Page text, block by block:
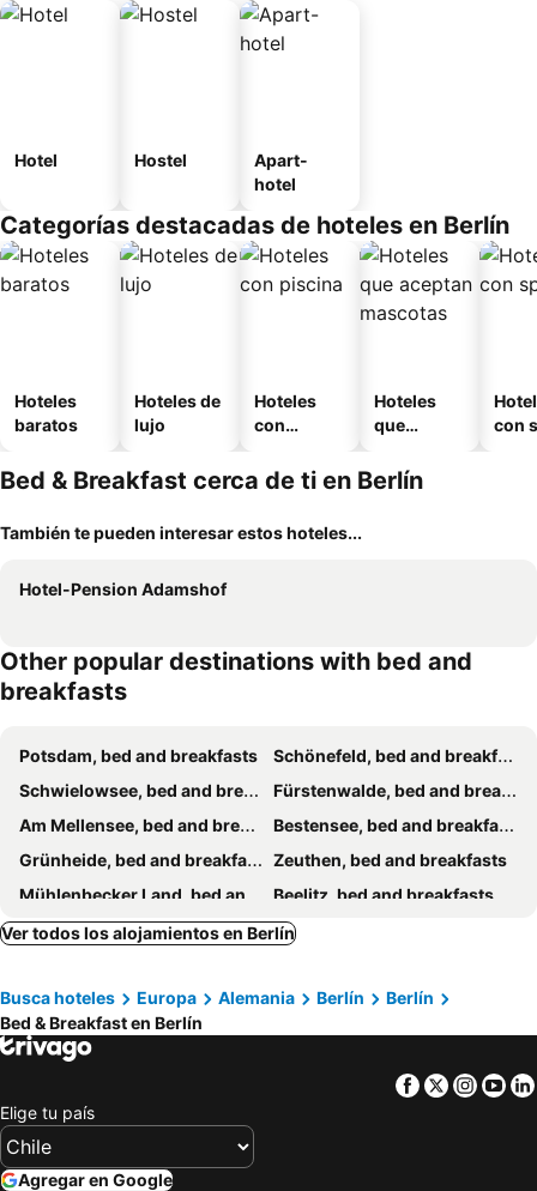
Hotel Hostel
Apart-
hotel
Categorías destacadas de hoteles en Berlín
Hoteles
baratos
Hoteles de
lujo
Hoteles
con
Hoteles
que
mascotas
con
Bed & Breakfast cerca de ti en Berlín
También te pueden interesar estos hoteles...
Hotel-Pension Adamshof
Other popular destinations with bed and
breakfasts
Potsdam, bed and breakfasts
Schönefeld, bed and breakfasts
Schwielowsee, bed and breakfasts
Fürstenwalde, bed and breakfasts
Am Mellensee, bed and breakfasts
Bestensee, bed and breakfasts
Grünheide, bed and breakfasts
Zeuthen, bed and breakfasts
Mühlenbecker Land, bed and breakfasts
Beelitz, bed and breakfasts
Spreenhagen, bed and breakfasts
Wustermark, bed and breakfasts
Blankenfelde-Mahlow, bed and breakfasts
Ver todos los alojamientos en Berlín
Busca hoteles Europa Alemania Berlín
Berlín
Bed & Breakfast en Berlín
Facebook
Twitter
Elige tu país
Agregar en Google